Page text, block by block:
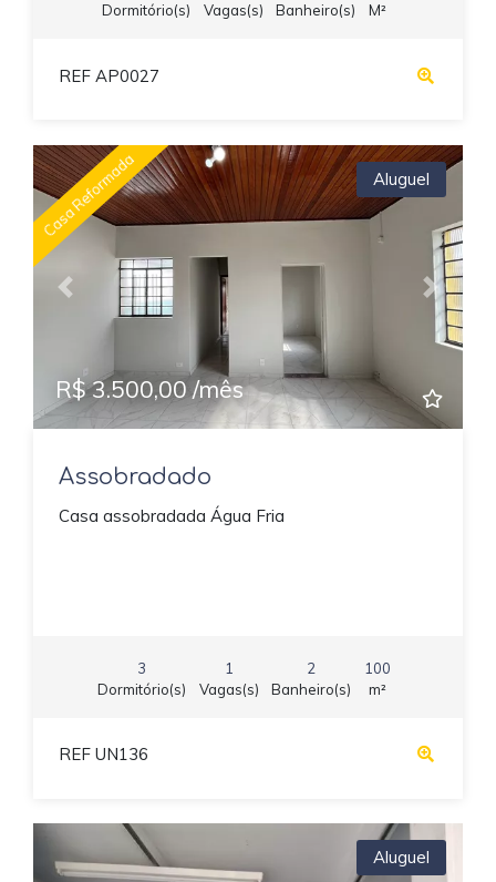
Dormitório(s)
Vagas(s)
Banheiro(s)
M²
REF AP0027
Previous Next
Casa Reformada Aluguel
R$ 3.500,00 /mês
Assobradado
Casa assobradada Água Fria
3
Dormitório(s)
1
Vagas(s)
2
Banheiro(s)
100
m²
REF UN136
Aluguel